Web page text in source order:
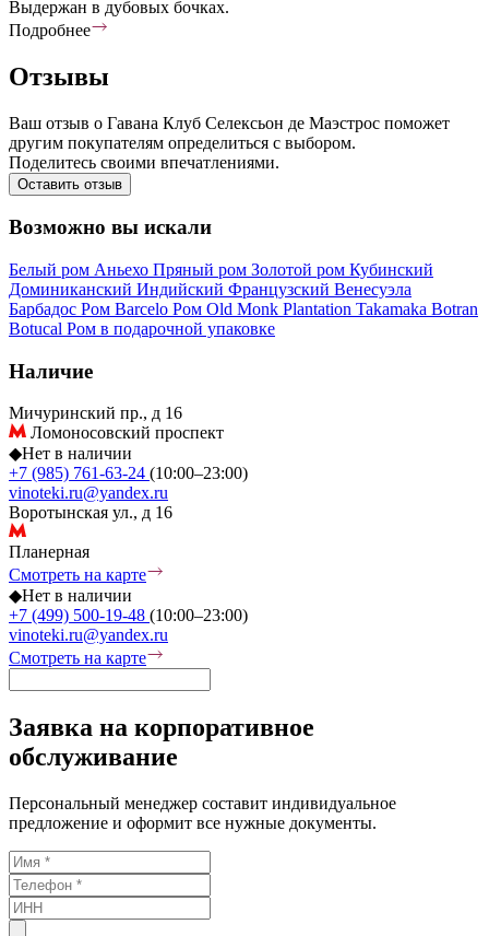
Выдержан в дубовых бочках.
Подробнее
Отзывы
Ваш отзыв о Гавана Клуб Селексьон де Маэстрос поможет
другим покупателям определиться с выбором.
Поделитесь своими впечатлениями.
Оставить отзыв
Возможно вы искали
Белый ром Аньехо Пряный ром Золотой ром Кубинский
Доминиканский Индийский Французский Венесуэла
Барбадос Ром Barcelo Ром Old Monk Plantation Takamaka Botran
Botucal Ром в подарочной упаковке
Наличие
Мичуринский пр., д 16
Ломоносовский проспект
◆Нет в наличии
+7 (985) 761-63-24 (10:00–23:00)
vinoteki.ru@yandex.ru
Воротынская ул., д 16
Планерная
Смотреть на карте
◆Нет в наличии
+7 (499) 500-19-48 (10:00–23:00)
vinoteki.ru@yandex.ru
Смотреть на карте
Заявка на корпоративное
обслуживание
Персональный менеджер составит индивидуальное
предложение и оформит все нужные документы.